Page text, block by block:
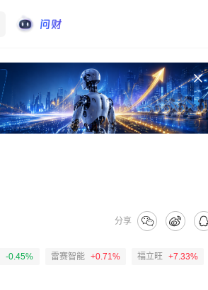
分享
-0.45% 雷赛智能 +0.71% 福立旺 +7.33%